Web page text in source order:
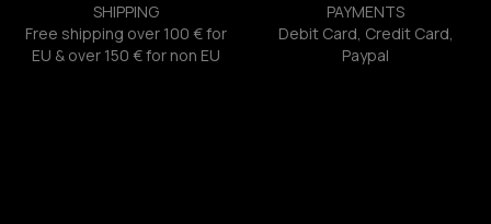
SHIPPING
Free shipping over 100 € for
EU & over 150 € for non EU
PAYMENTS
Debit Card, Credit Card,
Paypal